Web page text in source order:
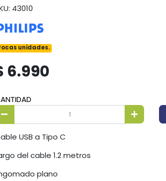
43010
unidades.
6.990
USB a Tipo C
del cable 1.2 metros
plano